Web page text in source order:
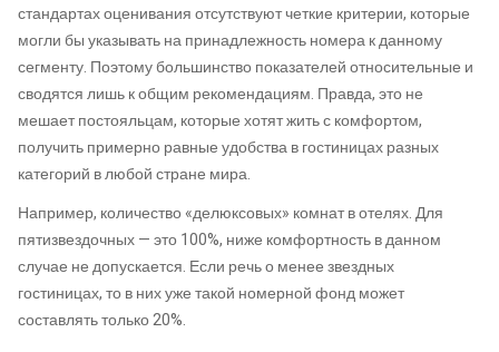
стандартах оценивания отсутствуют четкие критерии, которые
могли бы указывать на принадлежность номера к данному
сегменту. Поэтому большинство показателей относительные и
сводятся лишь к общим рекомендациям. Правда, это не
мешает постояльцам, которые хотят жить с комфортом,
получить примерно равные удобства в гостиницах разных
категорий в любой стране мира.
Например, количество «делюксовых» комнат в отелях. Для
пятизвездочных — это 100%, ниже комфортность в данном
случае не допускается. Если речь о менее звездных
гостиницах, то в них уже такой номерной фонд может
составлять только 20%.